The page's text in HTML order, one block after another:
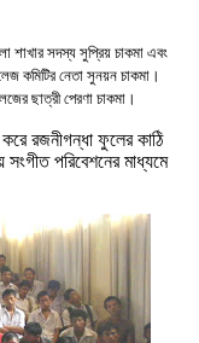
শাখার সদস্য সুপ্রিয় চাকমা এবং
কমিটির নেতা সুনয়ন চাকমা ।
ছাত্রী পেরণা চাকমা।
রজনীগন্ধা ফুলের কাঠি
সংগীত পরিবেশনের মাধ্যমে